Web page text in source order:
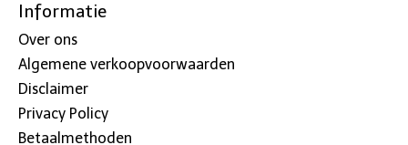
Informatie
Over ons
Algemene verkoopvoorwaarden
Disclaimer
Privacy Policy
Betaalmethoden